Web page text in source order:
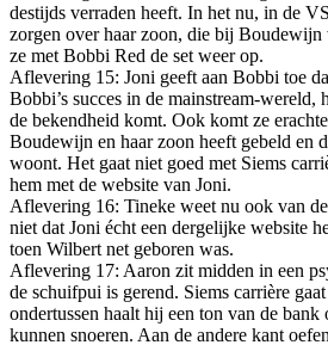
destijds verraden heeft. In het nu, in de
zorgen over haar zoon, die bij Boudewijn
ze met Bobbi Red de set weer op.
Aflevering 15: Joni geeft aan Bobbi toe
Bobbi’s succes in de mainstream-wereld,
de bekendheid komt. Ook komt ze
Boudewijn en haar zoon heeft gebeld en
woont. Het gaat niet goed met Siems
hem met de website van Joni.
Aflevering 16: Tineke weet nu ook van
niet dat Joni écht een dergelijke website
toen Wilbert net geboren was.
Aflevering 17: Aaron zit midden in een
de schuifpui is gerend. Siems carrière
ondertussen haalt hij een ton van de
kunnen snoeren. Aan de andere kant